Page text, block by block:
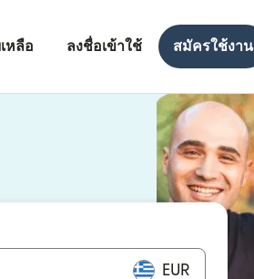
หลือ ลงชื่อเข้าใช้ สมัครใช้งาน
EUR